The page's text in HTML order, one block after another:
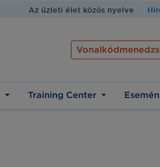
Az üzleti élet közös nyelve
Training Center